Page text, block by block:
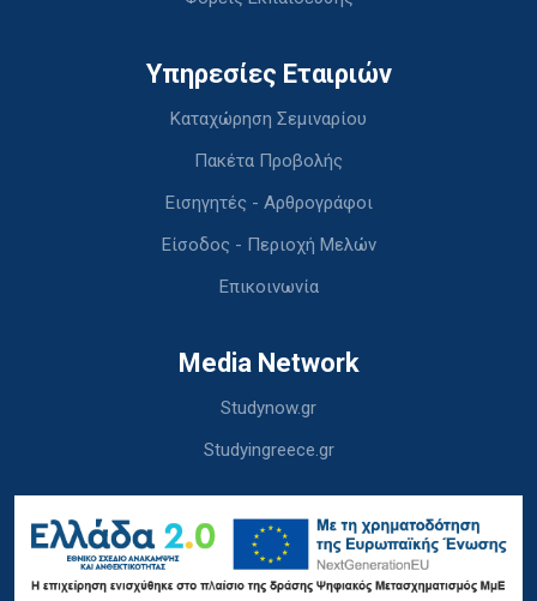
Υπηρεσίες Εταιριών
Καταχώρηση Σεμιναρίου
Πακέτα Προβολής
Εισηγητές - Αρθρογράφοι
Είσοδος - Περιοχή Μελών
Επικοινωνία
Media Network
Studynow.gr
Studyingreece.gr